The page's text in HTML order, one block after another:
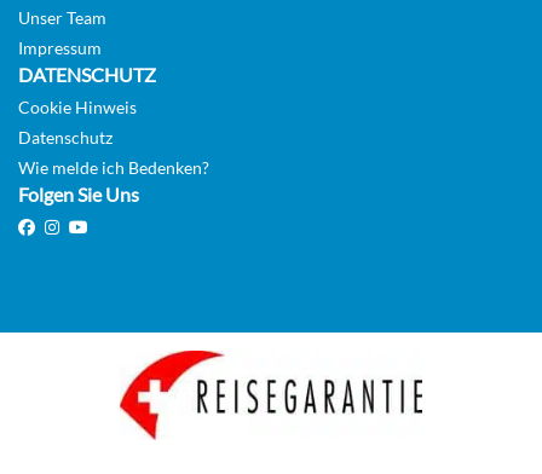
Deck 6
Unser Team
Impressum
DATENSCHUTZ
Cookie Hinweis
Datenschutz
Wie melde ich Bedenken?
Folgen Sie Uns